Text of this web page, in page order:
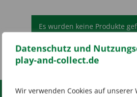
Datenschutz und
play-and-collect.de
Wir verwenden Cookies auf unserer
Es wurden keine Produkte
deiner Auswahl entsprechen.